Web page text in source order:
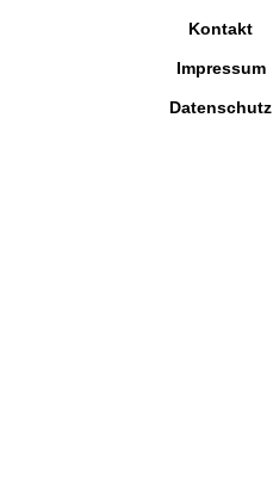
Kontakt
Impressum
Datenschutz